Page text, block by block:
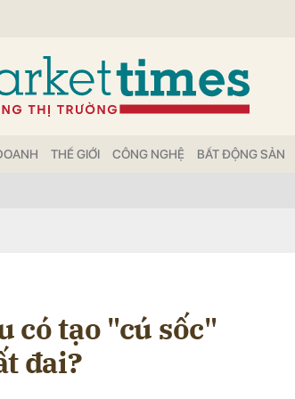
THẾ GIỚI CÔNG NGHỆ BẤT ĐỘNG SẢN
có tạo "cú sốc"
đai?